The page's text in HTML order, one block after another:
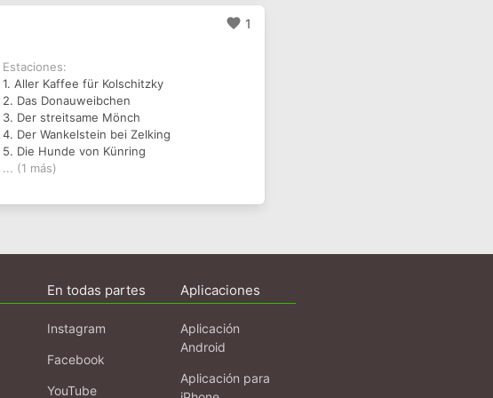
favorite 1
Estaciones:
1. Aller Kaffee für Kolschitzky
2. Das Donauweibchen
3. Der streitsame Mönch
4. Der Wankelstein bei Zelking
5. Die Hunde von Künring
... (1 más)
En todas partes
Instagram
Facebook
YouTube
Aplicaciones
Aplicación
Android
Aplicación para